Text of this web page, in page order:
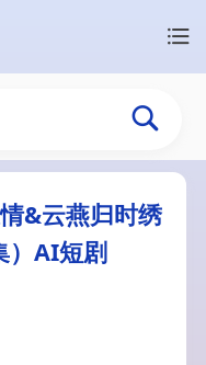
&云燕归时绣
）AI短剧